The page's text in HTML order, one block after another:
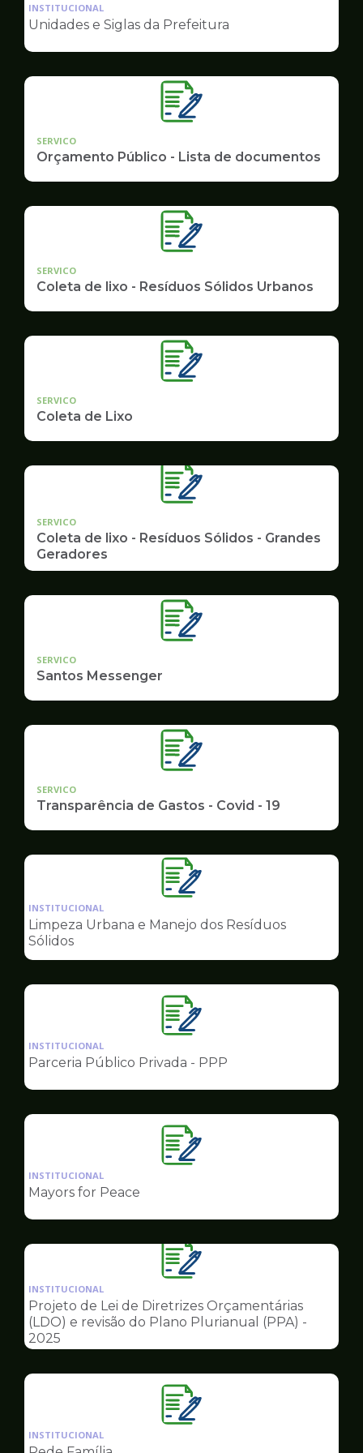
pagina
Governo
INSTITUCIONAL
Unidades e Siglas da Prefeitura
SERVICO
Orçamento Público - Lista de documentos
SERVICO
Coleta de lixo - Resíduos Sólidos Urbanos
SERVICO
Coleta de Lixo
SERVICO
Coleta de lixo - Resíduos Sólidos - Grandes
Geradores
SERVICO
Santos Messenger
SERVICO
Transparência de Gastos - Covid - 19
Ilustração
da
pagina
Governo
INSTITUCIONAL
Limpeza Urbana e Manejo dos Resíduos
Sólidos
Ilustração
da
pagina
Governo
INSTITUCIONAL
Parceria Público Privada - PPP
Ilustração
da
Governo
INSTITUCIONAL
Mayors for Peace
Ilustração
da
pagina
de
INSTITUCIONAL
Projeto de Lei de Diretrizes Orçamentárias
(LDO) e revisão do Plano Plurianual (PPA) -
2025
Ilustração
da
INSTITUCIONAL